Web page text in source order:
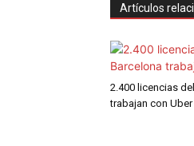
Artículos
2.400 licencias
trabajan con Uber